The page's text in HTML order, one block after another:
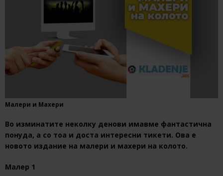
Малери и Махери
Во изминатите неколку денови имавме фантастична
понуда, а со тоа и доста интересни тикети. Ова е
новото издание на малери и махери на колото.
Малер 1